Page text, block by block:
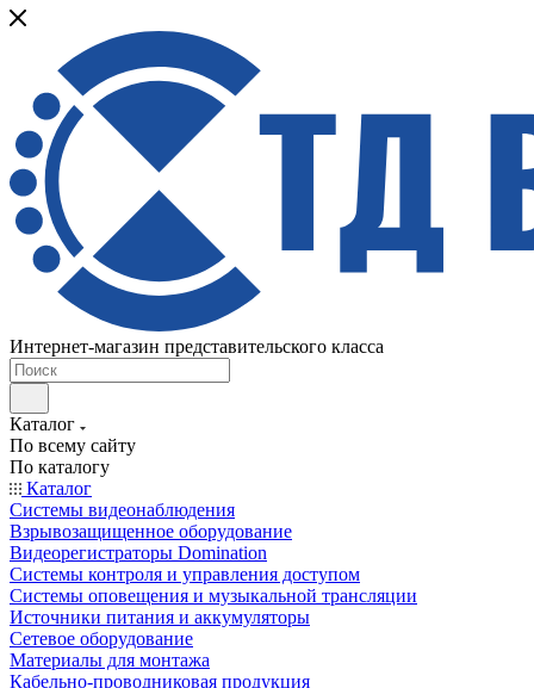
Интернет-магазин представительского класса
Каталог
По всему сайту
По каталогу
Каталог
Системы видеонаблюдения
Взрывозащищенное оборудование
Видеорегистраторы Domination
Системы контроля и управления доступом
Системы оповещения и музыкальной трансляции
Источники питания и аккумуляторы
Сетевое оборудование
Материалы для монтажа
Кабельно-проводниковая продукция